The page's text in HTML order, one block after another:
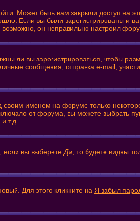
Может быть вам закрыли доступ на
Если вы были зарегистрированы и
он неправильно настроил
ли вы зарегистрироваться, чтобы
сообщения, отправка e-mail,
своим именем на форуме только
от форума, вы можете выбрать
т.д.
, если вы выберете Да , то будете видны
Для этого кликните на Я забыл